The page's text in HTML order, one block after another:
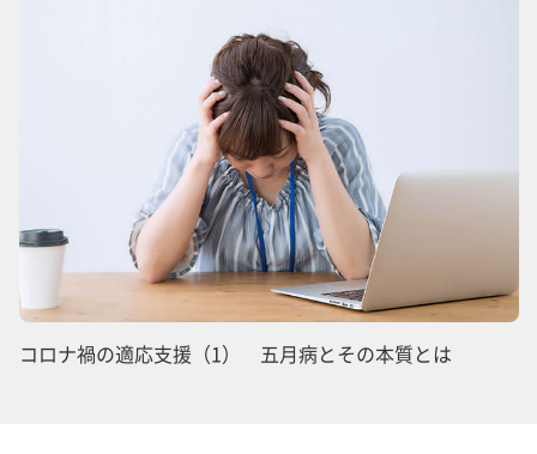
コロナ禍の適応支援（1） 五月病とその本質とは